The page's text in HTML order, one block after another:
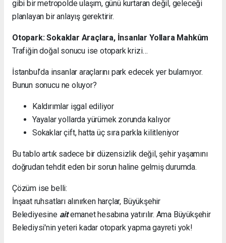
gibi bir metropolde ulaşım, günü kurtaran değil, geleceği
planlayan bir anlayış gerektirir.
Otopark: Sokaklar Araçlara, İnsanlar Yollara Mahkûm
Trafiğin doğal sonucu ise otopark krizi…
İstanbul’da insanlar araçlarını park edecek yer bulamıyor.
Bunun sonucu ne oluyor?
Kaldırımlar işgal ediliyor
Yayalar yollarda yürümek zorunda kalıyor
Sokaklar çift, hatta üç sıra parkla kilitleniyor
Bu tablo artık sadece bir düzensizlik değil, şehir yaşamını
doğrudan tehdit eden bir sorun haline gelmiş durumda.
Çözüm ise belli:
İnşaat ruhsatları alınırken harçlar, Büyükşehir
Belediyesine aitemanet hesabına yatırılır. Ama Büyükşehir
Belediysi'nin yeteri kadar otopark yapma gayreti yok!